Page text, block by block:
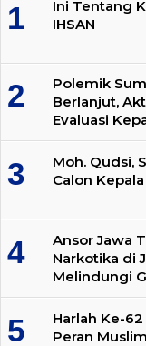
Ini Tentang
IHSAN
Polemik
Berlanjut,
Evaluasi
Moh. Qudsi,
Calon
Ansor Jawa
Narkotika di
Melindungi
Harlah Ke-
Peran